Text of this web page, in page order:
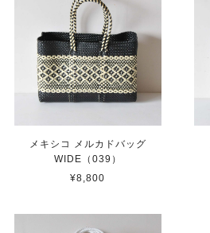
メキシコ メルカドバッグ
WIDE（039）
¥8,800